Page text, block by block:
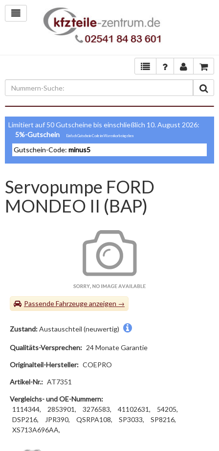
Limitiert auf 50 Gutscheine bis einschließlich 10. August 2026:
5%-Gutschein
Gutschein-Code: minus5
Servopumpe FORD
MONDEO II (BAP)
Passende Fahrzeuge
Zustand:Austauschteil (neuwertig)
Qualitäts-Versprechen: 24 Monate Garantie
Originalteil-Hersteller: COEPRO
Artikel-Nr.: AT7351
Vergleichs- und OE-Nummern:
1114344,
2853901, 3276583, 41102631,
54205,
DSP216,
JPR390, QSRPA108, SP3033,
SP8216,
XS713A696AA,